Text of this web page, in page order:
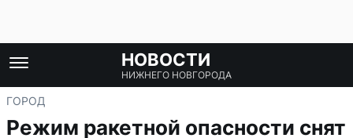
НОВОСТИ
НИЖНЕГО НОВГОРОДА
ГОРОД
Режим ракетной опасности снят